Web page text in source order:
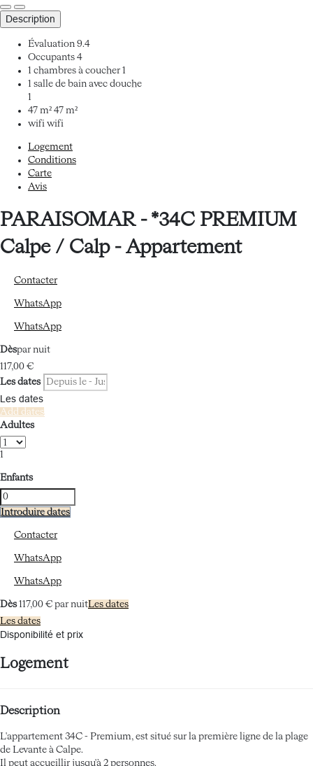
Description
Évaluation 9.4
Occupants 4
1 chambres à coucher 1
1 salle de bain avec douche
1
47 m² 47 m²
wifi wifi
Logement
Conditions
Carte
Avis
PARAISOMAR - *34C PREMIUM
Calpe / Calp - Appartement
Contacter
WhatsApp
WhatsApp
Dèspar nuit
117,00 €
Les dates
Les dates
Add dates
Adultes
1
Enfants
Introduire dates
Contacter
WhatsApp
WhatsApp
Dès117,00 € par nuitLes dates
Les dates
Disponibilité et prix
Logement
Description
L'appartement 34C - Premium, est situé sur la première ligne de la plage
de Levante à Calpe.
Il peut accueillir jusqu'à 2 personnes.